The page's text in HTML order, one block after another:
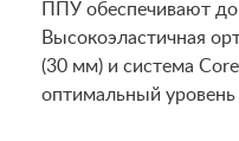
ППУ обеспечивают
Высокоэластичная
(30 мм) и система
оптимальный уровень